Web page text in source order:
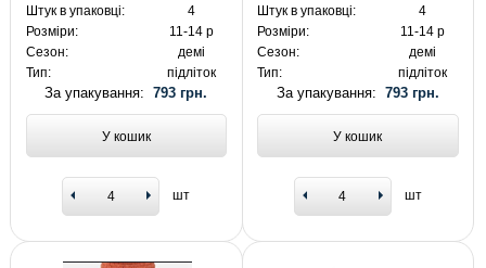
Штук в упаковці:
4
Розміри:
11-14 р
Сезон:
демі
Тип:
підліток
За упакування:793 грн.
У кошик
шт
Штук в упаковці:
4
Розміри:
11-14 р
Сезон:
демі
Тип:
підліток
За упакування: 793 грн.
У кошик
шт